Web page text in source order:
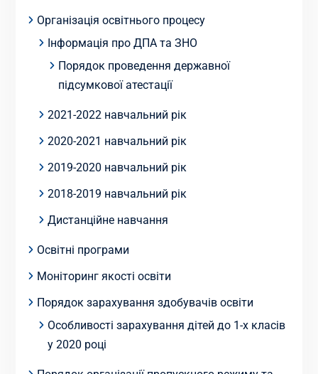
Організація освітнього процесу
Інформація про ДПА та ЗНО
Порядок проведення державної
підсумкової атестації
2021-2022 навчальний рік
2020-2021 навчальний рік
2019-2020 навчальний рік
2018-2019 навчальний рік
Дистанційне навчання
Освітні програми
Моніторинг якості освіти
Порядок зарахування здобувачів освіти
Особливості зарахування дітей до 1-х класів
у 2020 році